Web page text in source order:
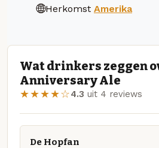
Herkomst Amerika
Wat drinkers zeggen
Anniversary Ale
★★★★☆4.3 uit 4 reviews
De Hopfan